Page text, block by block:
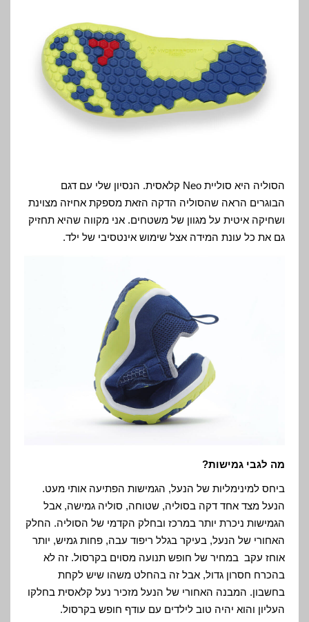
הסוליה היא סוליית Neo קלאסית. הנסיון שלי עם דגם
הבוגרים הראה שהסוליה הדקה הזאת מספקת אחיזה מצוינת
ושחיקה איטית על מגוון של משטחים. אני מקווה שהיא תחזיק
גם את כל עונת המידה אצל שימוש אינטסיבי של ילד.
מה לגבי גמישות?
ביחס למינימליות של הנעל, הגמישות הפתיעה אותי מעט.
הנעל מצד אחד דקה בסוליה, שטוחה, סוליה גמישה, אבל
הגמישות ניכרת יותר במרכז ובחלק הקדמי של הסוליה. החלק
האחורי של הנעל, בעיקר בגלל ריפוד עבה, פחות גמיש, יותר
אוחז עקב במחיר של חופש תנועה מסוים בקרסול. זה לא
בהכרח חסרון גדול, אבל זה בהחלט משהו שיש לקחת
בחשבון. המבנה האחורי של הנעל מזכיר נעל קלאסית בחלקו
העליון והוא יהיה טוב לילדים עם עודף חופש בקרסול.